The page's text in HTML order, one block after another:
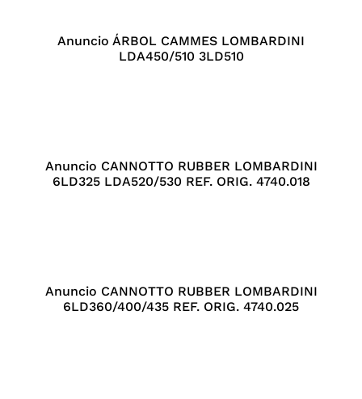
Anuncio ÁRBOL CAMMES LOMBARDINI
LDA450/510 3LD510
Anuncio CANNOTTO RUBBER LOMBARDINI
6LD325 LDA520/530 REF. ORIG. 4740.018
Anuncio CANNOTTO RUBBER LOMBARDINI
6LD360/400/435 REF. ORIG. 4740.025